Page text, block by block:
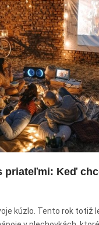
priateľmi: Keď
letné stretnutia